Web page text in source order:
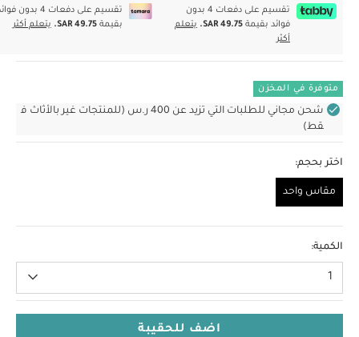
تقسيم على دفعات 4 بدون
فوائد بقيمة SAR 49.75.
يتعلم
أكثر
تقسيم على دفعات 4 بدون
بقيمةSAR 49.75. يتعلم أكثر
متوفرة في المخزن
شحن مجاني للطلبات التي تزيد عن 400 ر.س (للمنتجات غير بالأثاث ف
قط)
اختر بحجم:
مقاس واحد
الكمية:
1
اضف للحقيبة